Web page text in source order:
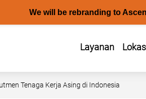
We will be rebranding to
Layanan
Tenaga Kerja Asing di Indonesia